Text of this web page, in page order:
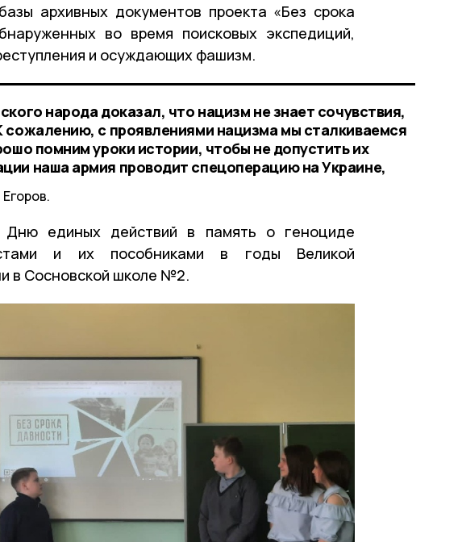
архивных документов проекта «Без срока
во время поисковых экспедиций,
и осуждающих фашизм.
народа доказал, что нацизм не знает сочувствия,
сожалению, с проявлениями нацизма мы сталкиваемся
помним уроки истории, чтобы не допустить их
наша армия проводит спецоперацию на Украине,
Дню единых действий в память о геноциде
и их пособниками в годы Великой
в Сосновской школе №2.